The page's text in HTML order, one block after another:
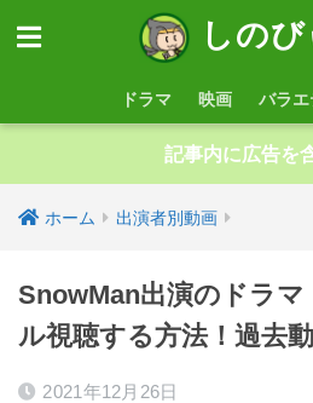
しの
ドラマ 映画 バラエ
記事内に広告を
ホーム 出演者別動画
SnowMan出演のドラマ
ル視聴する方法！過去
2021年12月26日